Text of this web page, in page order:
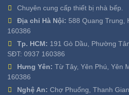
Chuyên cung cấp thiết bị nhà bếp.
Địa chỉ Hà Nội: 588 Quang Trung,
160386
Tp. HCM: 191 Gò Dầu, Phường
SĐT: 0937 160386
Hưng Yên: Từ Tây, Yên Phú, Yên
160386
Nghệ An: Chợ Phuống, Thanh